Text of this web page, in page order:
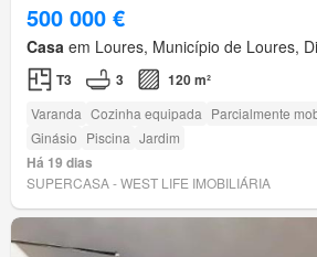
500 000 €
Casa em Loures, Município de Loures,
T3 3 120 m²
Varanda Cozinha equipada Parcialmente
Ginásio Piscina Jardim
Há 19 dias
SUPERCASA - WEST LIFE IMOBILIÁRIA